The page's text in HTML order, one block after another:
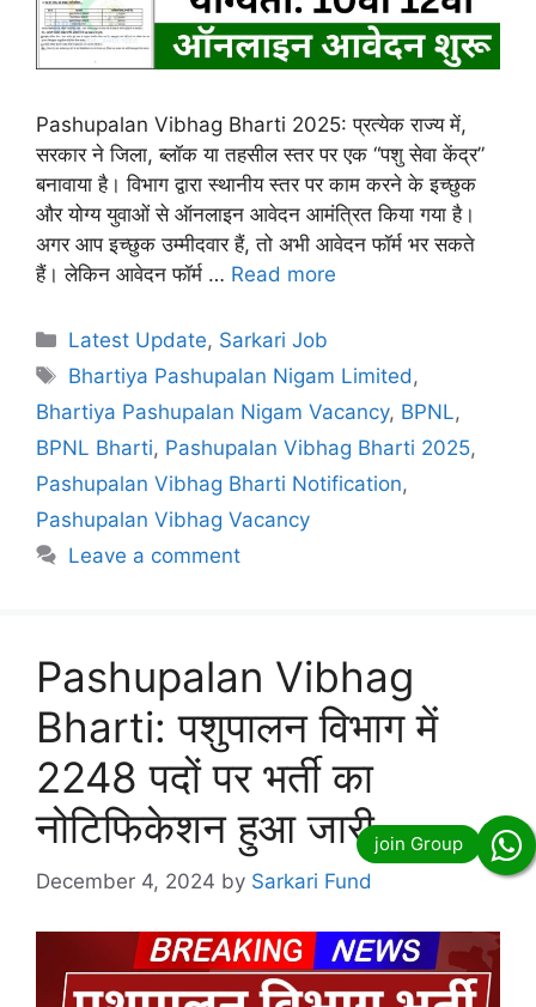
Pashupalan Vibhag Bharti 2025: प्रत्येक राज्य में,
सरकार ने जिला, ब्लॉक या तहसील स्तर पर एक “पशु सेवा केंद्र”
बनावाया है। विभाग द्वारा स्थानीय स्तर पर काम करने के इच्छुक
और योग्य युवाओं से ऑनलाइन आवेदन आमंत्रित किया गया है।
अगर आप इच्छुक उम्मीदवार हैं, तो अभी आवेदन फॉर्म भर सकते
हैं। लेकिन आवेदन फॉर्म … Read more
Categories
Latest Update, Sarkari Job
Tags
Bhartiya Pashupalan Nigam Limited,
Bhartiya Pashupalan Nigam Vacancy, BPNL,
BPNL Bharti, Pashupalan Vibhag Bharti 2025,
Pashupalan Vibhag Bharti Notification,
Pashupalan Vibhag Vacancy
Leave a comment
Pashupalan Vibhag
Bharti: पशुपालन विभाग में
2248 पदों पर भर्ती का
नोटिफिकेशन हुआ जारी
December 4, 2024 by Sarkari Fund